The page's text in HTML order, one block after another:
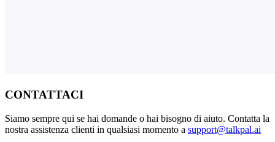
CONTATTACI
Siamo sempre qui se hai domande o hai bisogno di aiuto. Contatta la
nostra assistenza clienti in qualsiasi momento a support@talkpal.ai